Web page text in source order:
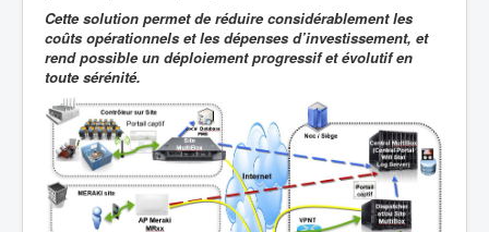
Cette solution permet de réduire considérablement les
coûts opérationnels et les dépenses d’investissement, et
rend possible un déploiement progressif et évolutif en
toute sérénité.